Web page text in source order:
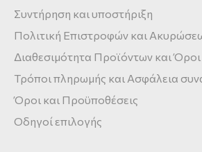
Συντήρηση και υποστήριξη
Πολιτική Επιστροφών και
Διαθεσιμότητα Προϊόντων και
Τρόποι πληρωμής και Ασφάλεια
Όροι και Προϋποθέσεις
Οδηγοί επιλογής